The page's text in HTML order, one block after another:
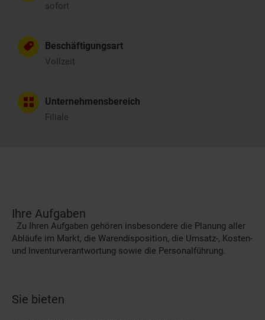
sofort
Beschäftigungsart
Vollzeit
Unternehmensbereich
Filiale
Ihre Aufgaben
Zu Ihren Aufgaben gehören insbesondere die Planung aller
Abläufe im Markt, die Warendisposition, die Umsatz-, Kosten-
und Inventurverantwortung sowie die Personalführung.
Sie bieten